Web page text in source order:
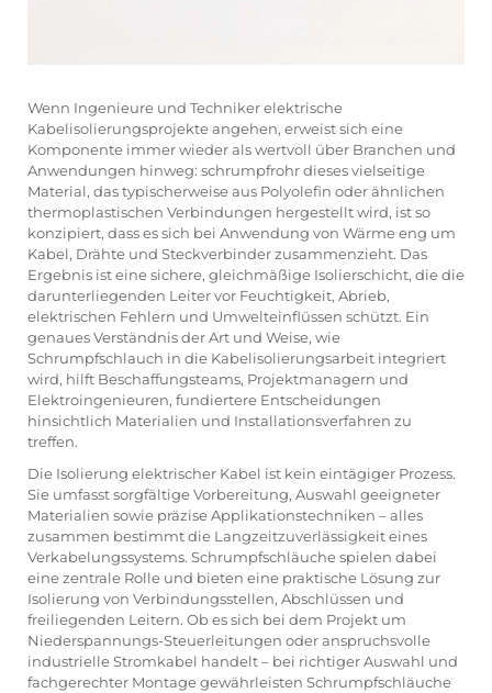
Wenn Ingenieure und Techniker elektrische
Kabelisolierungsprojekte angehen, erweist sich eine
Komponente immer wieder als wertvoll über Branchen und
Anwendungen hinweg: schrumpfrohrdieses vielseitige
Material, das typischerweise aus Polyolefin oder ähnlichen
thermoplastischen Verbindungen hergestellt wird, ist so
konzipiert, dass es sich bei Anwendung von Wärme eng um
Kabel, Drähte und Steckverbinder zusammenzieht. Das
Ergebnis ist eine sichere, gleichmäßige Isolierschicht, die die
darunterliegenden Leiter vor Feuchtigkeit, Abrieb,
elektrischen Fehlern und Umwelteinflüssen schützt. Ein
genaues Verständnis der Art und Weise, wie
Schrumpfschlauch in die Kabelisolierungsarbeit integriert
wird, hilft Beschaffungsteams, Projektmanagern und
Elektroingenieuren, fundiertere Entscheidungen
hinsichtlich Materialien und Installationsverfahren zu
treffen.
Die Isolierung elektrischer Kabel ist kein eintägiger Prozess.
Sie umfasst sorgfältige Vorbereitung, Auswahl geeigneter
Materialien sowie präzise Applikationstechniken – alles
zusammen bestimmt die Langzeitzuverlässigkeit eines
Verkabelungssystems. Schrumpfschläuche spielen dabei
eine zentrale Rolle und bieten eine praktische Lösung zur
Isolierung von Verbindungsstellen, Abschlüssen und
freiliegenden Leitern. Ob es sich bei dem Projekt um
Niederspannungs-Steuerleitungen oder anspruchsvolle
industrielle Stromkabel handelt – bei richtiger Auswahl und
fachgerechter Montage gewährleisten Schrumpfschläuche